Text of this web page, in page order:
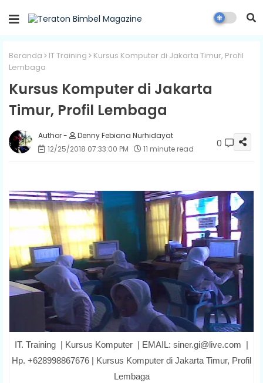
Beranda IT Training
Kursus Komputer di Jakarta Timur, Profil
Lembaga
Kursus Komputer di Jakarta
Timur, Profil Lembaga
Denny Febiana Nurhidayat
12/25/2018 07:33:00 PM
11 minute read 0
IT. Training | Kursus Komputer | EMAIL: siner.gi@live.com |
Hp. +628998867676 | Kursus Komputer di Jakarta Timur, Profil
Lembaga